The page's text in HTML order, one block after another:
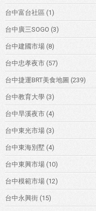
台中富台社區 (1)
台中廣三SOGO (3)
台中建國市場 (8)
台中忠孝夜市 (57)
台中捷運BRT美食地圖 (239)
台中教育大學 (3)
台中旱溪夜市 (4)
台中東光市場 (3)
台中東海別墅 (4)
台中東興市場 (10)
台中模範市場 (12)
台中永興街 (15)